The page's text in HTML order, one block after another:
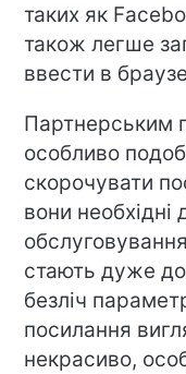
таких як
також легше
ввести в
Партнерським
особливо
скорочувати
вони необхідні
обслуговування
стають дуже
безліч
посилання
некрасиво,